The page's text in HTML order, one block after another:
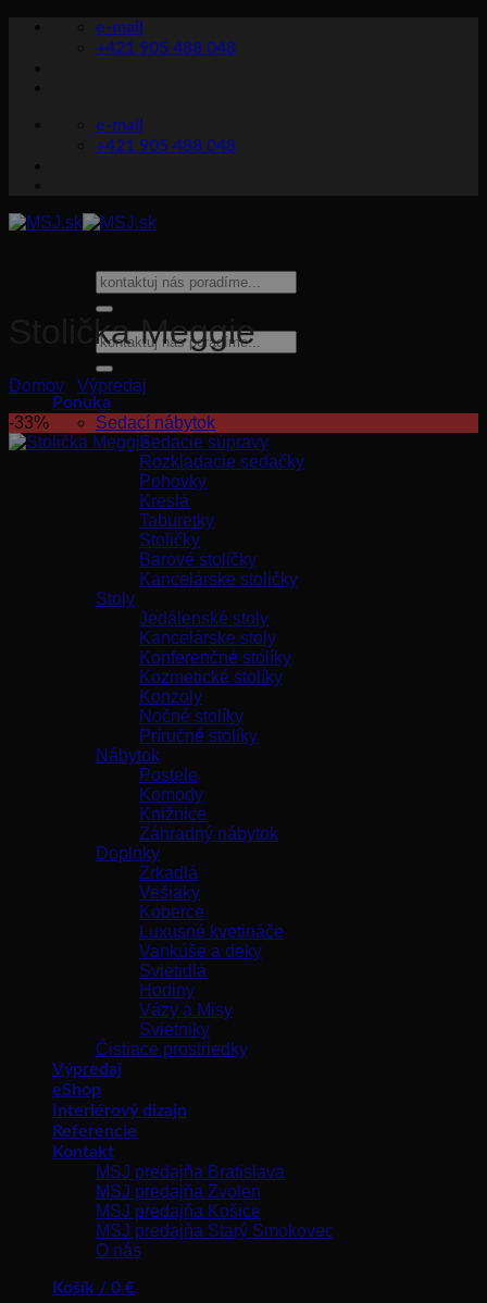
e-mail
+421 905 488 048
e-mail
+421 905 488 048
Hľadať:
Hľadať:
Ponuka
Sedací nábytok
Sedacie súpravy
Rozkladacie sedačky
Pohovky
Kreslá
Taburetky
Stoličky
Barové stoličky
Kancelárske stoličky
Stoly
Jedálenské stoly
Kancelárske stoly
Konferenčné stolíky
Kozmetické stolíky
Konzoly
Nočné stolíky
Príručné stolíky
Nábytok
Postele
Komody
Knižnice
Záhradný nábytok
Doplnky
Zrkadlá
Vešiaky
Koberce
Luxusné kvetináče
Vankúše a deky
Svietidlá
Hodiny
Vázy a Misy
Svietniky
Čistiace prostriedky
Výpredaj
eShop
Interiérový dizajn
Referencie
Kontakt
MSJ predajňa Bratislava
MSJ predajňa Zvolen
MSJ predajňa Košice
MSJ predajňa Starý Smokovec
O nás
Košík / 0 €
Stolička Meggie
Domov
Výpredaj
-33%